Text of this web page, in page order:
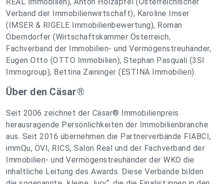
Verband der Immobilienwirtschaft), Karoline Imser
(IMSER & RIGELE Immobilienbewertung), Roman
Oberndorfer (Wirtschaftskammer Österreich,
Fachverband der Immobilien- und Vermögenstreuhänder,
Eugen Otto (OTTO Immobilien), Stephan Pasquali (3SI
Immogroup), Bettina Zaininger (ESTINA Immobilien).
Über den Cäsar®
Seit 2006 zeichnet der Cäsar® Immobilienpreis
herausragende Persönlichkeiten der Immobilienbranche
aus. Seit 2016 übernehmen die Partnerverbände FIABCI,
immQu, ÖVI, RICS, Salon Real und der Fachverband der
Immobilien- und Vermögenstreuhänder der WKO die
inhaltliche Leitung des Awards. Diese Verbände bilden